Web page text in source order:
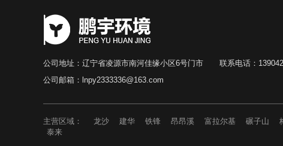
公司地址：辽宁省凌源市南河佳缘小区6号门市
联系电话：
公司邮箱：lnpy2333336@163.com
主营区域： 龙沙 建华 铁锋 昂昂溪 富拉尔基 碾子山
泰来